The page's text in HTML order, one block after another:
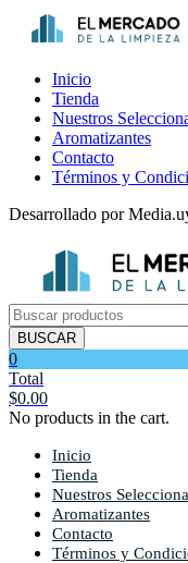
Inicio
Tienda
Nuestros
Aromatizantes
Contacto
Términos y
Desarrollado por
Búsqueda
de
productos
BUSCAR
0
Total
$0.00
No products in the cart.
Inicio
Tienda
Nuestros
Aromatizantes
Contacto
Términos y